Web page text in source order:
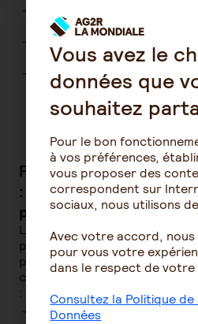
par la Commission de
Cessation d'activité non
jugement de liquidation
Acquisition de la résidence
seuls les fonds issus des
et de l'épargne salariale
Les droits issus des
restent indisponibles).
Fiscalité en cas de
: le cas de l'achat de la
principale
Le PER permet donc de
placées sur son PER pendant
pour l'acquisition de la
cas, et si les versements ont
:
Le capital est imposé selon
Vous avez le
données que
souhaitez
Pour le bon
à vos préférences,
vous proposer des
correspondent sur
sociaux, nous utilisons
Avec votre accord,
pour vous votre
dans le respect de votre
Consultez la Politique
Données